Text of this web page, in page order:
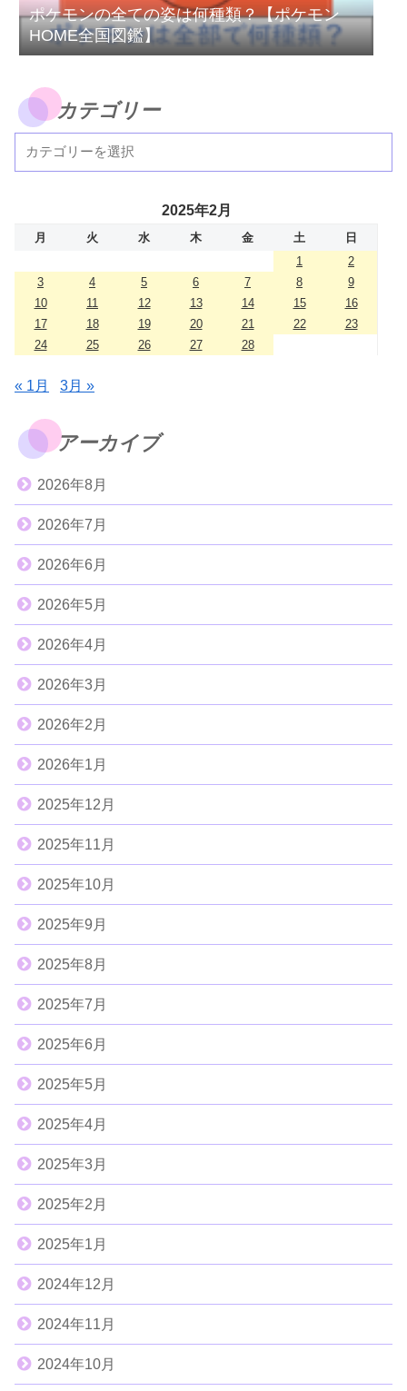
ポケモンの全ての姿は何種類？【ポケモン
HOME全国図鑑】
カテゴリー
2025年2月
月 火 水 木 金 土
日
1
2
3
4 5 6 7 8
9
10
11 12 13 14 15
16
17
18 19 20 21 22
23
24
25 26 27 28
« 1月 3月 »
アーカイブ
2026年8月
2026年7月
2026年6月
2026年5月
2026年4月
2026年3月
2026年2月
2026年1月
2025年12月
2025年11月
2025年10月
2025年9月
2025年8月
2025年7月
2025年6月
2025年5月
2025年4月
2025年3月
2025年2月
2025年1月
2024年12月
2024年11月
2024年10月